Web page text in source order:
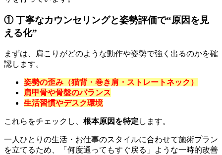
① 丁寧なカウンセリングと姿勢評価で“原因を見
える化”
まずは、肩こりがどのような動作や姿勢で強く出るのかを確
認します。
姿勢の歪み（猫背・巻き肩・ストレートネック）
肩甲骨や骨盤のバランス
生活習慣やデスク環境
これらをチェックし、 根本原因を特定 します。
一人ひとりの生活・お仕事のスタイルに合わせて施術プラン
を立てるため、「何度通ってもすぐ戻る」ような一時的改善